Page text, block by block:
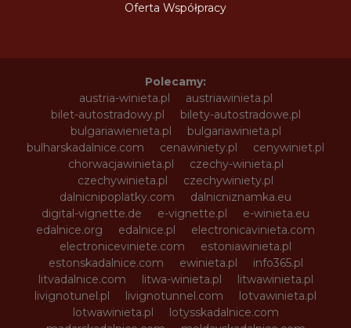
Oferta Współpracy
Polecamy:
austria-winieta.pl
austriawinieta.pl
bilet-autostradowy.pl
bilety-autostradowe.pl
bulgariawienieta.pl
bulgariawinieta.pl
bulharskadalnice.com
cenawiniety.pl
cenywiniet.pl
chorwacjawinieta.pl
czechy-winieta.pl
czechywinieta.pl
czechywiniety.pl
dalnicnipoplatky.com
dalnicniznamka.eu
digital-vignette.de
e-vignette.pl
e-winieta.eu
edalnice.org
edalnice.pl
electronicavinieta.com
electroniceviniete.com
estoniawinieta.pl
estonskadalnice.com
ewinieta.pl
info365.pl
litvadalnice.com
litwa-winieta.pl
litwawinieta.pl
livignotunel.pl
livignotunnel.com
lotvawinieta.pl
lotwawinieta.pl
lotysskadalnice.com